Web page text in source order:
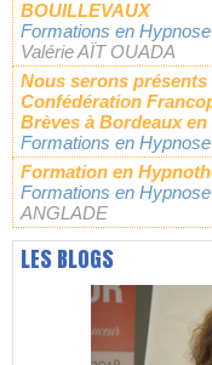
BOUILLEVAUX
Formations en Hypnose
Valérie AÏT OUADA
Nous serons présents
Confédération
Brèves à Bordeaux en
Formations en Hypnose
Formation en
Formations en Hypnose
ANGLADE
LES BLOGS